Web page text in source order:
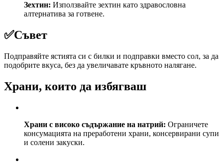
Зехтин: Използвайте зехтин като здравословна
алтернатива за готвене.
✅Съвет
Подправяйте ястията си с билки и подправки вместо сол, за да
подобрите вкуса, без да увеличавате кръвното налягане.
Храни, които да избягваш
Храни с високо съдържание на натрий: Ограничете
консумацията на преработени храни, консервирани супи
и солени закуски.